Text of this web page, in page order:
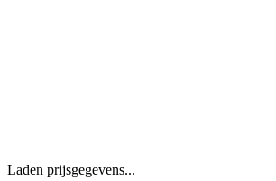
Laden prijsgegevens...